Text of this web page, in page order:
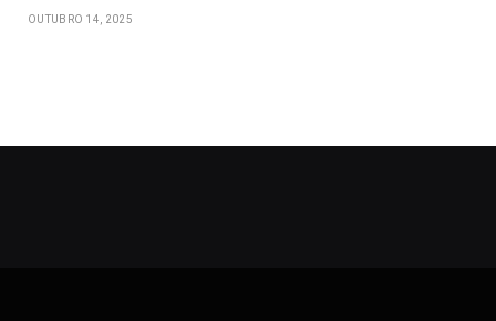
OUTUBRO 14, 2025